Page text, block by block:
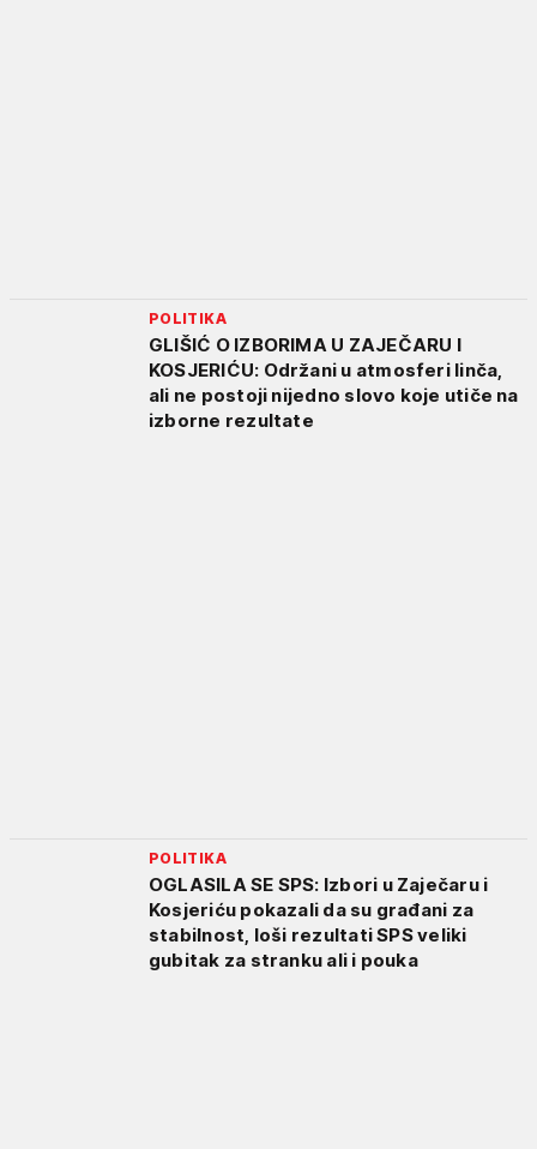
POLITIKA
GLIŠIĆ O IZBORIMA U ZAJEČARU I
KOSJERIĆU: Održani u atmosferi linča,
ali ne postoji nijedno slovo koje utiče na
izborne rezultate
POLITIKA
OGLASILA SE SPS: Izbori u Zaječaru i
Kosjeriću pokazali da su građani za
stabilnost, loši rezultati SPS veliki
gubitak za stranku ali i pouka